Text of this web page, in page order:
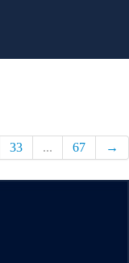
33 ... 67 →